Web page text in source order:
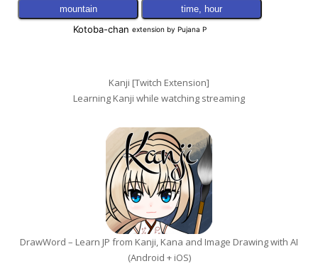
Kanji [Twitch Extension]
Learning Kanji while watching streaming
DrawWord – Learn JP from Kanji, Kana and Image Drawing with AI
(Android + iOS)